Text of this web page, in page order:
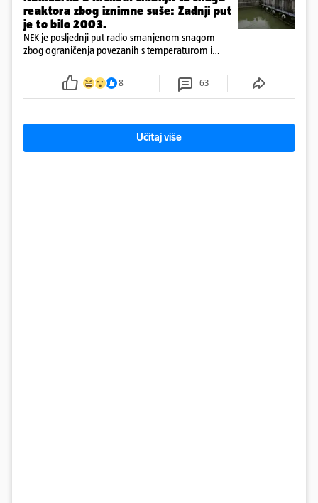
reaktora zbog iznimne suše: Zadnji put
je to bilo 2003.
NEK je posljednji put radio smanjenom snagom
zbog ograničenja povezanih s temperaturom i
smanjenje snage bilo potrebno više od 90 dana.
8 63
Učitaj više